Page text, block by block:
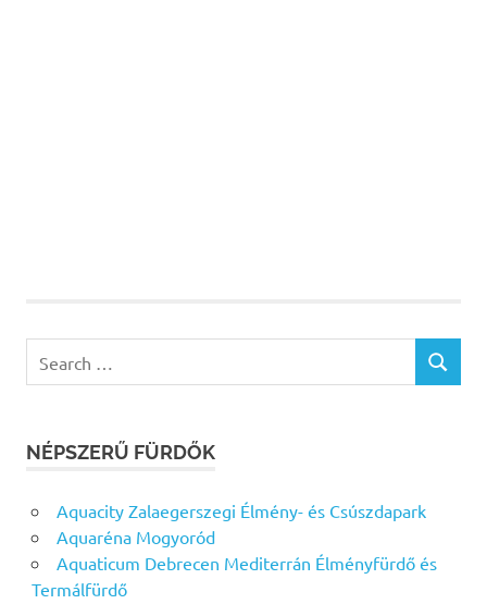
for:
SEARCH
NÉPSZERŰ FÜRDŐK
Aquacity Zalaegerszegi Élmény- és Csúszdapark
Aquaréna Mogyoród
Aquaticum Debrecen Mediterrán Élményfürdő és
Termálfürdő